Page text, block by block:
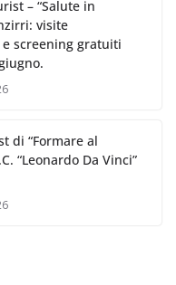
– “Salute in
visite
screening gratuiti
di “Formare al
“Leonardo Da Vinci”